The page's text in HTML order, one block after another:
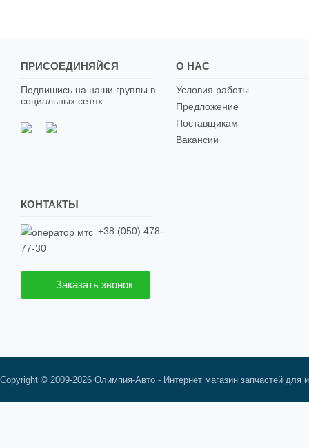
ПРИСОЕДИНЯЙСЯ
Подпишись на наши группы в
социальных сетях
О НАС
Условия работы
Предложение
Поставщикам
Вакансии
КОНТАКТЫ
+38 (050) 478-
77-30
Заказать звонок
Copyright © 2009-2026 Олимпия-Авто - Интернет магазин запчастей для